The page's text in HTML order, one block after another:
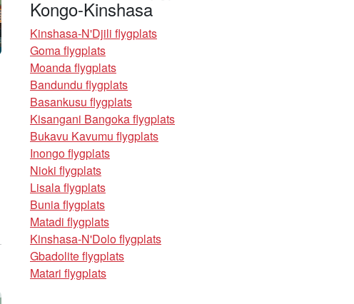
Kongo-Kinshasa
Kinshasa-N'Djili flygplats
Goma flygplats
Moanda flygplats
Bandundu flygplats
Basankusu flygplats
Kisangani Bangoka flygplats
Bukavu Kavumu flygplats
Inongo flygplats
Nioki flygplats
Lisala flygplats
Bunia flygplats
Matadi flygplats
Kinshasa-N'Dolo flygplats
Gbadolite flygplats
Matari flygplats